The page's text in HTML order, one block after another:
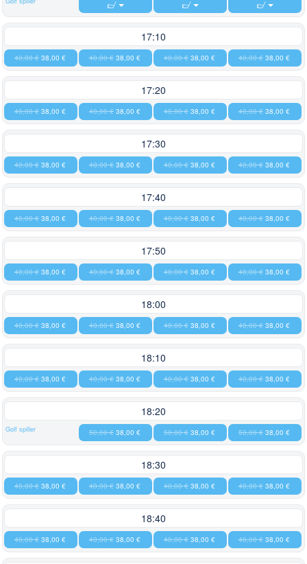
17:10
40,00 € 38,00 € 40,00 € 38,00 € 40,00 € 38,00 € 40,00 € 38,00 €
17:20
40,00 € 38,00 € 40,00 € 38,00 € 40,00 € 38,00 € 40,00 € 38,00 €
17:30
40,00 € 38,00 € 40,00 € 38,00 € 40,00 € 38,00 € 40,00 € 38,00 €
17:40
40,00 € 38,00 € 40,00 € 38,00 € 40,00 € 38,00 € 40,00 € 38,00 €
17:50
40,00 € 38,00 € 40,00 € 38,00 € 40,00 € 38,00 € 40,00 € 38,00 €
18:00
40,00 € 38,00 € 40,00 € 38,00 € 40,00 € 38,00 € 40,00 € 38,00 €
18:10
40,00 € 38,00 € 40,00 € 38,00 € 40,00 € 38,00 € 40,00 € 38,00 €
18:20
Golf spiller 50,00 € 38,00 € 50,00 € 38,00 € 50,00 € 38,00 €
18:30
40,00 € 38,00 € 40,00 € 38,00 € 40,00 € 38,00 € 40,00 € 38,00 €
18:40
40,00 € 38,00 € 40,00 € 38,00 € 40,00 € 38,00 € 40,00 € 38,00 €